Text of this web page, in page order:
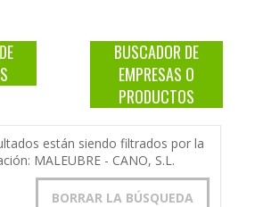
BUSCADOR DE
EMPRESAS O
PRODUCTOS
están siendo filtrados por la
MALEUBRE - CANO, S.L.
BORRAR LA BÚSQUEDA